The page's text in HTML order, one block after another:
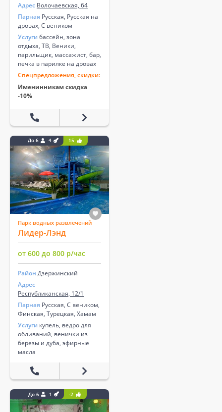
Адрес Волочаевская, 64
Парная Русская, Русская на
дровах, С веником
Услуги бассейн, зона
отдыха, ТВ, Веники,
парильщик, массажист, бар,
печка в парилке на дровах
Спецпредложения, скидки:
Именинникам скидка
-10%
До 6 4 15
Парк водных развлечений
Лидер-Лэнд
от 600 до 800 р/час
Район Дзержинский
Адрес
Республиканская, 12/1
Парная Русская, С веником,
Финская, Турецкая, Хамам
Услуги купель, ведро для
обливаний, венички из
березы и дуба, эфирные
масла
До 6 1 -2